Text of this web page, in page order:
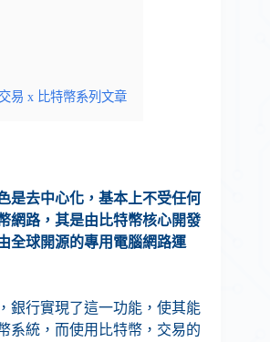
易 x 比特幣系列文章
是去中心化，基本上不受任何
網路，其是由比特幣核心開發
全球開源的專用電腦網路運
銀行實現了這一功能，使其能
系統，而使用比特幣，交易的